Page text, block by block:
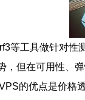
等工具做针对性
，但在可用性、
的优点是价格